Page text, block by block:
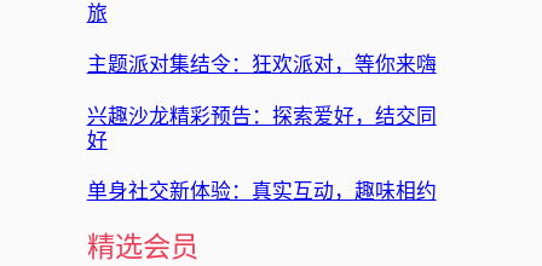
旅
主题派对集结令：狂欢派对，等你来嗨
兴趣沙龙精彩预告：探索爱好，结交同
好
单身社交新体验：真实互动，趣味相约
精选会员